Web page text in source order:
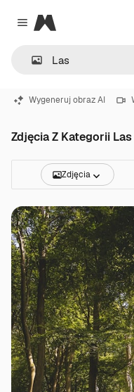
Close menu
Magnific
Wygeneruj obraz AI
Zdjęcia Z Kategorii Las
Zdjęcia